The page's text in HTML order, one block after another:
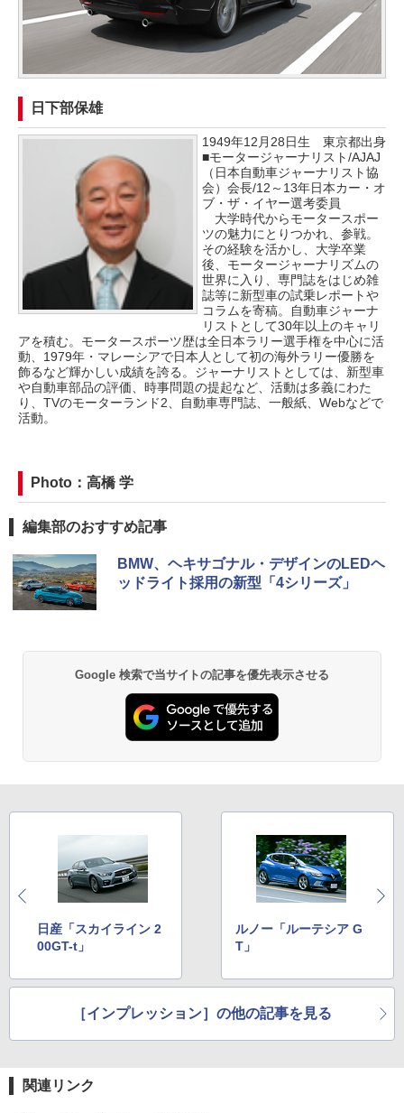
日下部保雄
1949年12月28日生 東京都出身
■モータージャーナリスト/AJAJ
（日本自動車ジャーナリスト協
会）会長/12～13年日本カー・オ
ブ・ザ・イヤー選考委員
大学時代からモータースポー
ツの魅力にとりつかれ、参戦。
その経験を活かし、大学卒業
後、モータージャーナリズムの
世界に入り、専門誌をはじめ雑
誌等に新型車の試乗レポートや
コラムを寄稿。自動車ジャーナ
リストとして30年以上のキャリ
アを積む。モータースポーツ歴は全日本ラリー選手権を中心に活
動、1979年・マレーシアで日本人として初の海外ラリー優勝を
飾るなど輝かしい成績を誇る。ジャーナリストとしては、新型車
や自動車部品の評価、時事問題の提起など、活動は多義にわた
り、TVのモーターランド2、自動車専門誌、一般紙、Webなどで
活動。
Photo：高橋 学
編集部のおすすめ記事
BMW、ヘキサゴナル・デザインのLEDヘ
ッドライト採用の新型「4シリーズ」
Google 検索で当サイトの記事を優先表示させる
日産「スカイライン 2
00GT-t」
ルノー「ルーテシア G
T」
［インプレッション］の他の記事を見る
関連リンク